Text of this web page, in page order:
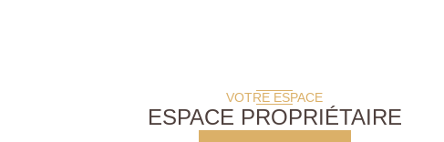
VOTRE ESPACE
ESPACE PROPRIÉTAIRE